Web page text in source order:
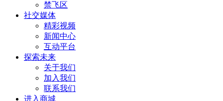
禁飞区
社交媒体
精彩视频
新闻中心
互动平台
探索未来
关于我们
加入我们
联系我们
进入商城